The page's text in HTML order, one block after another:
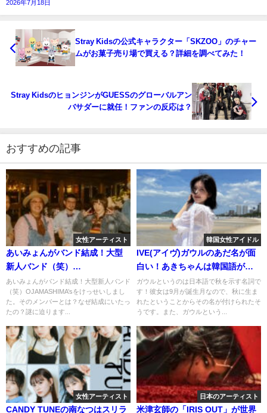
2026年7月18日
Stray Kidsの公式キャラクター「SKZOO」のチャー
ムがお菓子売り場で買える？詳細を調べてみた！
Stray KidsのヒョンジンがGUESSのグローバルアン
バサダーに就任！ファンの反応は？
おすすめの記事
女性アーティスト
あいみょんがバンド結成！大型
新人バンド（笑）
OJAMASHIMA’sとは？
あいみょんがバンド結成！大型新人バンド
（笑）OJAMASHIMA’sをけっせいしまし
た。そのメンバーとは？なぜ結成にいたっ
たの？謎に迫ります...
韓国女性アイドル
IVE(アイヴ)ガウルのあだ名が面
白い！あきちゃんは韓国語が由
来って本当？
ガウルというのは日本語で秋を示す名詞で
す！彼女は9月が誕生月なので、秋に生ま
れたということからその名が付けられたそ
うです。また、ガウルという...
女性アーティスト
CANDY TUNEの南なつはスリラ
日本のアーティスト
米津玄師の「IRIS OUT」が世界